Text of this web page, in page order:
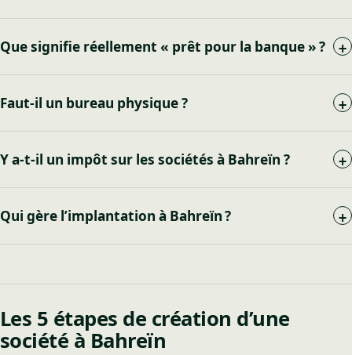
Que signifie réellement « prêt pour la banque » ? +
Faut-il un bureau physique ? +
Y a-t-il un impôt sur les sociétés à Bahreïn ? +
Qui gère l’implantation à Bahreïn ? +
Les 5 étapes de création d’une
société à Bahreïn